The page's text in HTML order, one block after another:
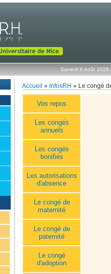
Samedi 8 Août 2026
Accueil » InfosRH » Le congé
Vos repos
Les congés
annuels
Les congés
bonifiés
Les autorisations
d'absence
Le congé de
maternité
Le congé de
paternité
Le congé
d'adoption